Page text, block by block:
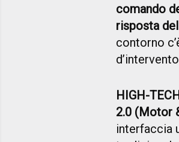
comando
risposta
contorno
HIGH-
2.0 (Motor
interfaccia